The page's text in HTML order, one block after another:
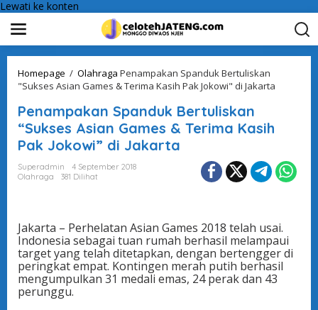
Lewati ke konten
Homepage / Olahraga Penampakan Spanduk Bertuliskan
"Sukses Asian Games & Terima Kasih Pak Jokowi" di Jakarta
Penampakan Spanduk Bertuliskan
“Sukses Asian Games & Terima Kasih
Pak Jokowi” di Jakarta
Superadmin
4 September 2018
Olahraga
381 Dilihat
Jakarta – Perhelatan Asian Games 2018 telah usai.
Indonesia sebagai tuan rumah berhasil melampaui
target yang telah ditetapkan, dengan bertengger di
peringkat empat. Kontingen merah putih berhasil
mengumpulkan 31 medali emas, 24 perak dan 43
perunggu.